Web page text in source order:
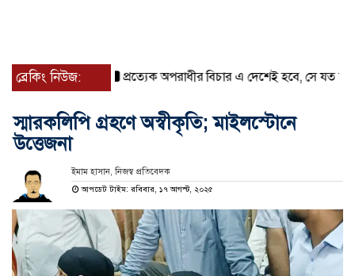
ব্রেকিং নিউজ: প্রত্যেক অপরাধীর বিচার এ দেশেই হবে, সে যত
স্মারকলিপি গ্রহণে অস্বীকৃতি; মাইলস্টোনে
উত্তেজনা
ইমাম হাসান, নিজস্ব প্রতিবেদক
আপডেট টাইম: রবিবার, ১৭ আগস্ট, ২০২৫